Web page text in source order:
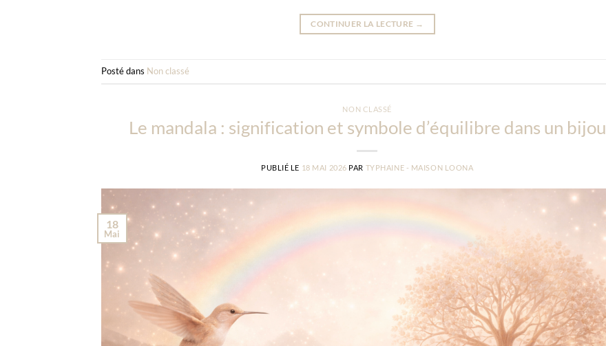
CONTINUER LA LECTURE →
Posté dans Non classé
NON CLASSÉ
Le mandala : signification et symbole d’équilibre dans un bijou
PUBLIÉ LE 18 MAI 2026 PAR TYPHAINE - MAISON LOONA
18
Mai